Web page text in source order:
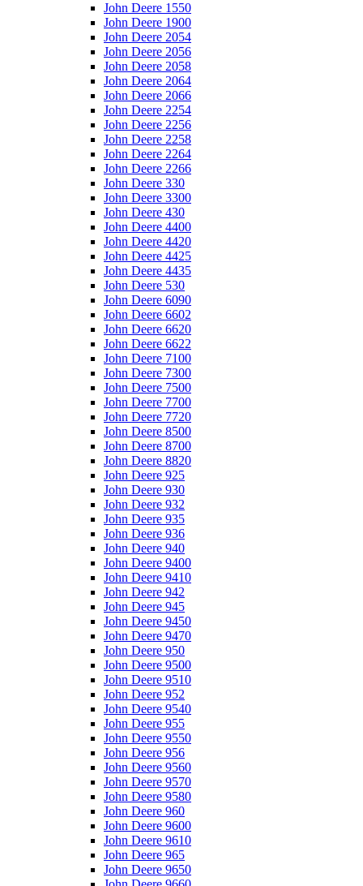
John Deere 1550
John Deere 1900
John Deere 2054
John Deere 2056
John Deere 2058
John Deere 2064
John Deere 2066
John Deere 2254
John Deere 2256
John Deere 2258
John Deere 2264
John Deere 2266
John Deere 330
John Deere 3300
John Deere 430
John Deere 4400
John Deere 4420
John Deere 4425
John Deere 4435
John Deere 530
John Deere 6090
John Deere 6602
John Deere 6620
John Deere 6622
John Deere 7100
John Deere 7300
John Deere 7500
John Deere 7700
John Deere 7720
John Deere 8500
John Deere 8700
John Deere 8820
John Deere 925
John Deere 930
John Deere 932
John Deere 935
John Deere 936
John Deere 940
John Deere 9400
John Deere 9410
John Deere 942
John Deere 945
John Deere 9450
John Deere 9470
John Deere 950
John Deere 9500
John Deere 9510
John Deere 952
John Deere 9540
John Deere 955
John Deere 9550
John Deere 956
John Deere 9560
John Deere 9570
John Deere 9580
John Deere 960
John Deere 9600
John Deere 9610
John Deere 965
John Deere 9650